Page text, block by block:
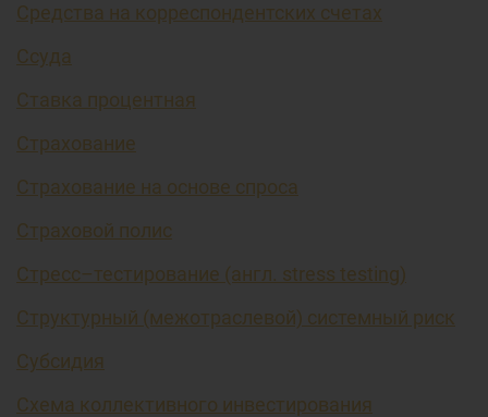
Средства на корреспондентских счетах
Ссуда
Ставка процентная
Страхование
Страхование на основе спроса
Страховой полис
Стресс–тестирование (англ. stress testing)
Структурный (межотраслевой) системный риск
Субсидия
Схема коллективного инвестирования